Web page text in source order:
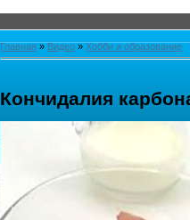
Главная » Видео » Хобби и образование
Кончидалия